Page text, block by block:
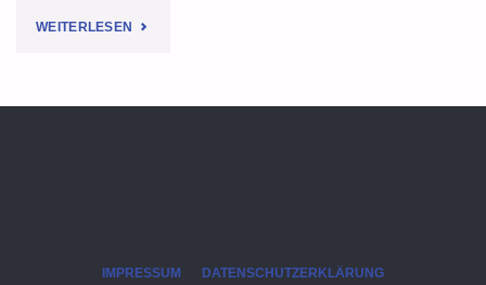
WEITERLESEN "WAS
IMPRESSUM DATENSCHUTZERKLÄRUNG